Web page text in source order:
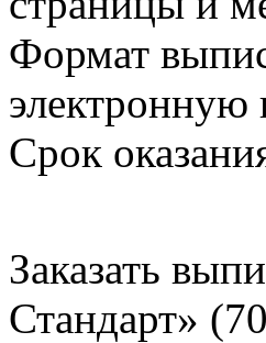
Формат
электронную
Срок
Заказать
Стандарт»